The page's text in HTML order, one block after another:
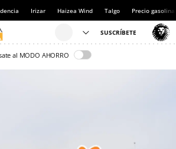
Irizar Haizea Wind Talgo Precio gasolina
al MODO AHORRO